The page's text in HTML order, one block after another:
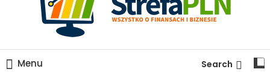
StrefaPLN.pl
Menu Search